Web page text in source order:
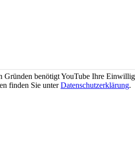
Gründen benötigt YouTube Ihre
finden Sie unterDatenschutzerklärung.